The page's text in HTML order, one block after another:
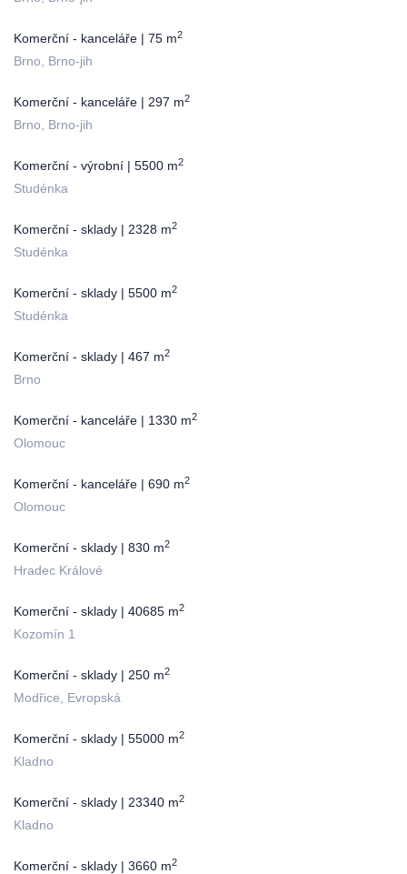
Komerční - kanceláře | 75 m2
Brno, Brno-jih
Komerční - kanceláře | 297 m2
Brno, Brno-jih
Komerční - výrobní | 5500 m2
Studénka
Komerční - sklady | 2328 m2
Studénka
Komerční - sklady | 5500 m2
Studénka
Komerční - sklady | 467 m2
Brno
Komerční - kanceláře | 1330 m2
Olomouc
Komerční - kanceláře | 690 m2
Olomouc
Komerční - sklady | 830 m2
Hradec Králové
Komerční - sklady | 40685 m2
Kozomín 1
Komerční - sklady | 250 m2
Modřice, Evropská
Komerční - sklady | 55000 m2
Kladno
Komerční - sklady | 23340 m2
Kladno
Komerční - sklady | 3660 m2